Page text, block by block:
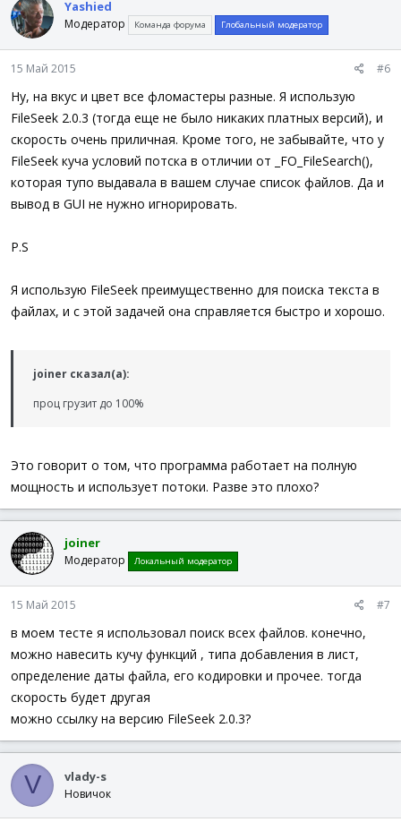
Yashied
Модератор Команда форума Глобальный модератор
15 Май 2015 #6
Ну, на вкус и цвет все фломастеры разные. Я использую
FileSeek 2.0.3 (тогда еще не было никаких платных версий), и
скорость очень приличная. Кроме того, не забывайте, что у
FileSeek куча условий потска в отличии от _FO_FileSearch(),
которая тупо выдавала в вашем случае список файлов. Да и
вывод в GUI не нужно игнорировать.
P.S
Я использую FileSeek преимущественно для поиска текста в
файлах, и с этой задачей она справляется быстро и хорошо.
joiner сказал(а):
проц грузит до 100%
Это говорит о том, что программа работает на полную
мощность и использует потоки. Разве это плохо?
joiner
Модератор Локальный модератор
15 Май 2015 #7
в моем тесте я использовал поиск всех файлов. конечно,
можно навесить кучу функций , типа добавления в лист,
определение даты файла, его кодировки и прочее. тогда
скорость будет другая
можно ссылку на версию FileSeek 2.0.3?
V vlady-s
Новичок